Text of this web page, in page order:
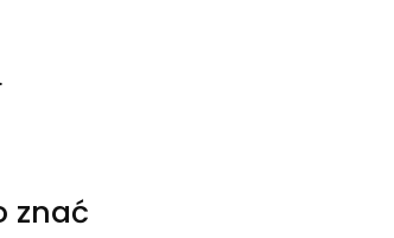
znać